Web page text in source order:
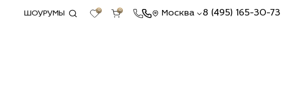
ШОУРУМЫ 0 0 Москва 8 (495) 165-30-73